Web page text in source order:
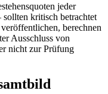
jeder
kritisch betrachtet
berechnen
Ausschluss von
nicht zur Prüfung